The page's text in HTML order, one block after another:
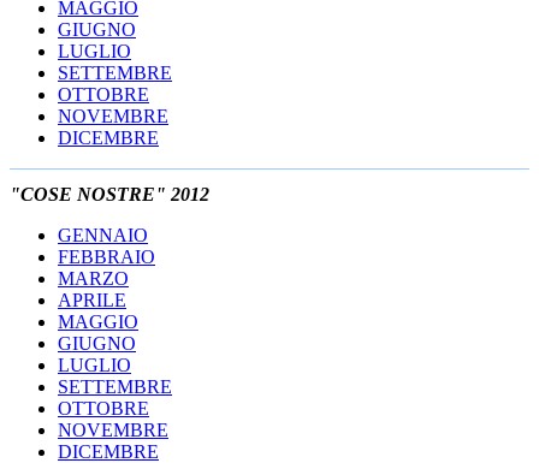
MAGGIO
GIUGNO
LUGLIO
SETTEMBRE
OTTOBRE
NOVEMBRE
DICEMBRE
"COSE NOSTRE" 2012
GENNAIO
FEBBRAIO
MARZO
APRILE
MAGGIO
GIUGNO
LUGLIO
SETTEMBRE
OTTOBRE
NOVEMBRE
DICEMBRE